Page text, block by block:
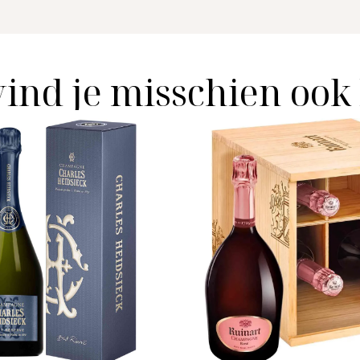
je misschien